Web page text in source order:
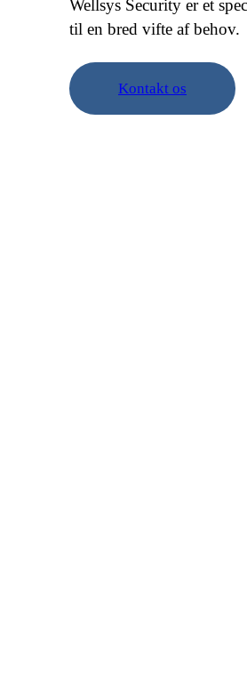
Wellsys Security er et
til en bred vifte af behov.
Kontakt os